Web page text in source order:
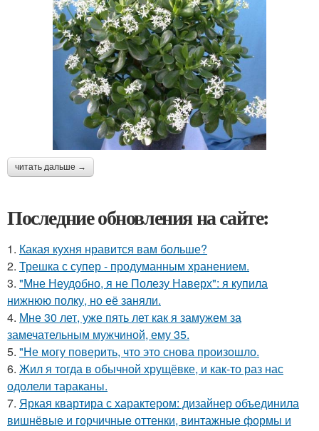
читать дальше →
Последние обновления на сайте:
1. Какая кухня нравится вам больше?
2. Трешка с супер - продуманным хранением.
3. "Мне Неудобно, я не Полезу Наверх": я купила
нижнюю полку, но её заняли.
4. Мне 30 лет, уже пять лет как я замужем за
замечательным мужчиной, ему 35.
5. "Не могу поверить, что это снова произошло.
6. Жил я тогда в обычной хрущёвке, и как-то раз нас
одолели тараканы.
7. Яркая квартира с характером: дизайнер объединила
вишнёвые и горчичные оттенки, винтажные формы и